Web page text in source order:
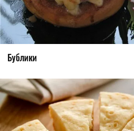
Бублики